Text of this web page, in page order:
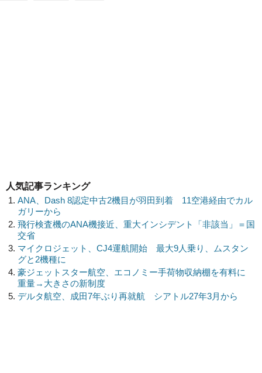
人気記事ランキング
ANA、Dash 8認定中古2機目が羽田到着 11空港経由でカル
ガリーから
飛行検査機のANA機接近、重大インシデント「非該当」＝国
交省
マイクロジェット、CJ4運航開始 最大9人乗り、ムスタン
グと2機種に
豪ジェットスター航空、エコノミー手荷物収納棚を有料に
重量→大きさの新制度
デルタ航空、成田7年ぶり再就航 シアトル27年3月から